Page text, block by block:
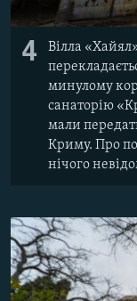
4
Вілла
минулому
санаторію
мали
Криму. Про
нічого